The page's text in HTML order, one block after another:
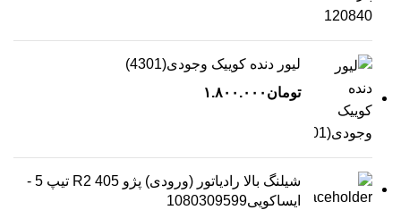
لیور دنده کوییک وجودی(4301)
تومان ۱.۸۰۰.۰۰۰
شیلنگ بالا رادیاتور (ورودی) پژو 405 R2 تیپ 5 -
ایساکویی1080309599